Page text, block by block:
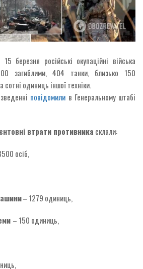
березня російські окупаційні війська
загиблими, 404 танки, близько 150
сотні одиниць іншої техніки.
повідомили в Генеральному штабі
втрати противника склали:
осіб,
‒ 1279 одиниць,
– 150 одиниць,